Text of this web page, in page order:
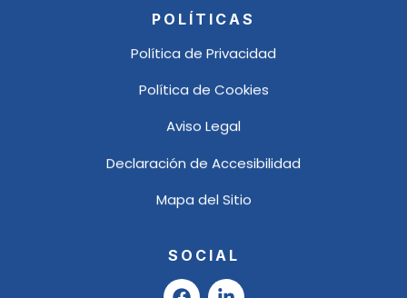
POLÍTICAS
Política de Privacidad
Política de Cookies
Aviso Legal
Declaración de Accesibilidad
Mapa del Sitio
SOCIAL
F
L